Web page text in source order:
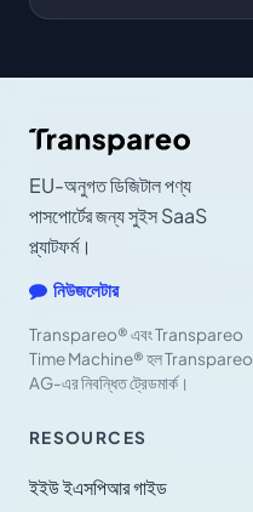
EU-অনুগত ডিজিটাল পণ্য
পাসপোর্টের জন্য সুইস SaaS
প্ল্যাটফর্ম।
নিউজলেটার
Transpareo® এবং Transpareo
Time Machine® হল Transpareo
AG-এর নিবন্ধিত ট্রেডমার্ক।
RESOURCES
ইইউ ইএসপিআর গাইড